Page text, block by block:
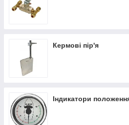
Кермові пір'я
Індикатори